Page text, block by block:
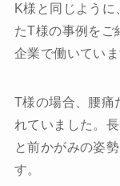
K様と同じよう
たT様の事例をご
企業で働いていま
T様の場合、腰痛
れていました。
と前かがみの姿
す。